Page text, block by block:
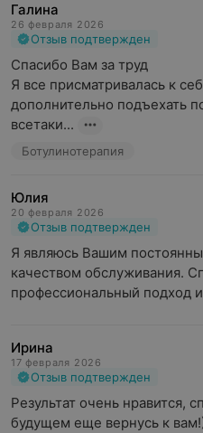
Галина
26 февраля 2026
Отзыв подтвержден
Спасибо Вам за труд
Я все присматривалась к
дополнительно подъехать
всетаки...
Ботулинотерапия
Юлия
20 февраля 2026
Отзыв подтвержден
Я являюсь Вашим
качеством обслуживания.
профессиональный подход и
Ирина
17 февраля 2026
Отзыв подтвержден
Результат очень нравится,
будущем еще вернусь к